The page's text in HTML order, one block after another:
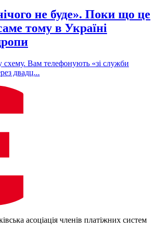
не буде». Поки що це
тому в Україні
схему. Вам телефонують «зі служби
двадц...
асоціація членів платіжних систем